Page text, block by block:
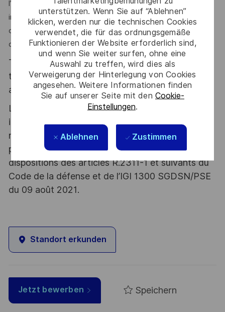
unterstützen. Wenn Sie auf “Ablehnen”
klicken, werden nur die technischen Cookies
verwendet, die für das ordnungsgemäße
Funktionieren der Website erforderlich sind,
und wenn Sie weiter surfen, ohne eine
Auswahl zu treffen, wird dies als
Verweigerung der Hinterlegung von Cookies
angesehen. Weitere Informationen finden
Sie auf unserer Seite mit den Cookie-
Einstellungen.
Ablehnen Zustimmen
l’industrialisation des cartes électroniques. Véritable
interface entre le bureau d’études et la production, il
contribue directement à la performance industrielle et à la
qualité des produits développés par Junghans T2M. 🚀
Thales, entreprise Handi-Engagée, reconnait
tous les talents. La diversité est notre meilleur
atout. Postulez et rejoignez nous !
Le poste pouvant nécessiter d'accéder à des
informations relevant du secret de la défense
nationale, la personne retenue fera l'objet d'une
procédure d’habilitation, conformément aux
dispositions des articles R.2311-1 et suivants du
Code de la défense et de l’IGI 1300 SGDSN/PSE
du 09 août 2021.
Standort erkunden
Jetzt bewerben Speichern